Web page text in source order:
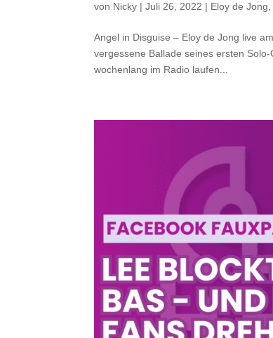
von Nicky |Juli 26, 2022 | Eloy de Jong
Angel in Disguise – Eloy de Jong live
vergessene Ballade seines ersten
wochenlang im Radio laufen...